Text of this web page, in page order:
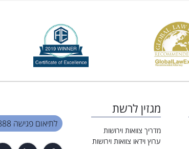
מגזין לרשת
מדריך צוואות וירושות
ערוץ וידאו צוואות וירושות
לתיאום פגישה 03-6708888